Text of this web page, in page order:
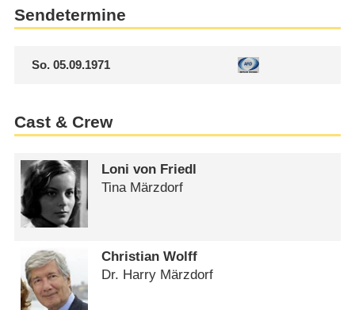
Sendetermine
So.05.09.1971
Cast & Crew
Loni von Friedl
Tina Märzdorf
Christian Wolff
Dr. Harry Märzdorf